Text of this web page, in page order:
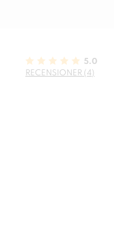
5.0
RECENSIONER (4)